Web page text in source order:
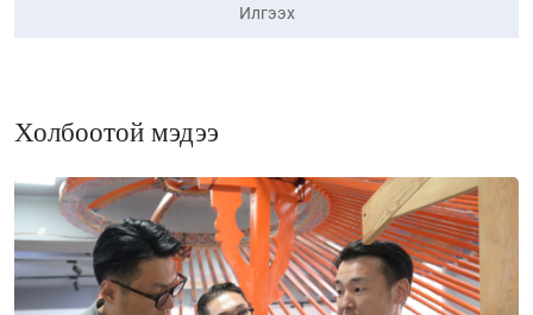
Илгээх
Холбоотой мэдээ